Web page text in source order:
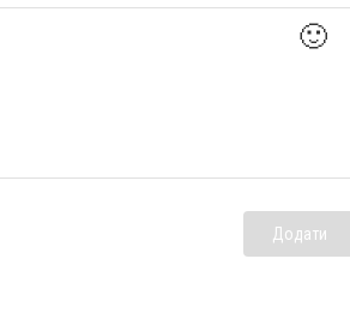
🙂
Додати